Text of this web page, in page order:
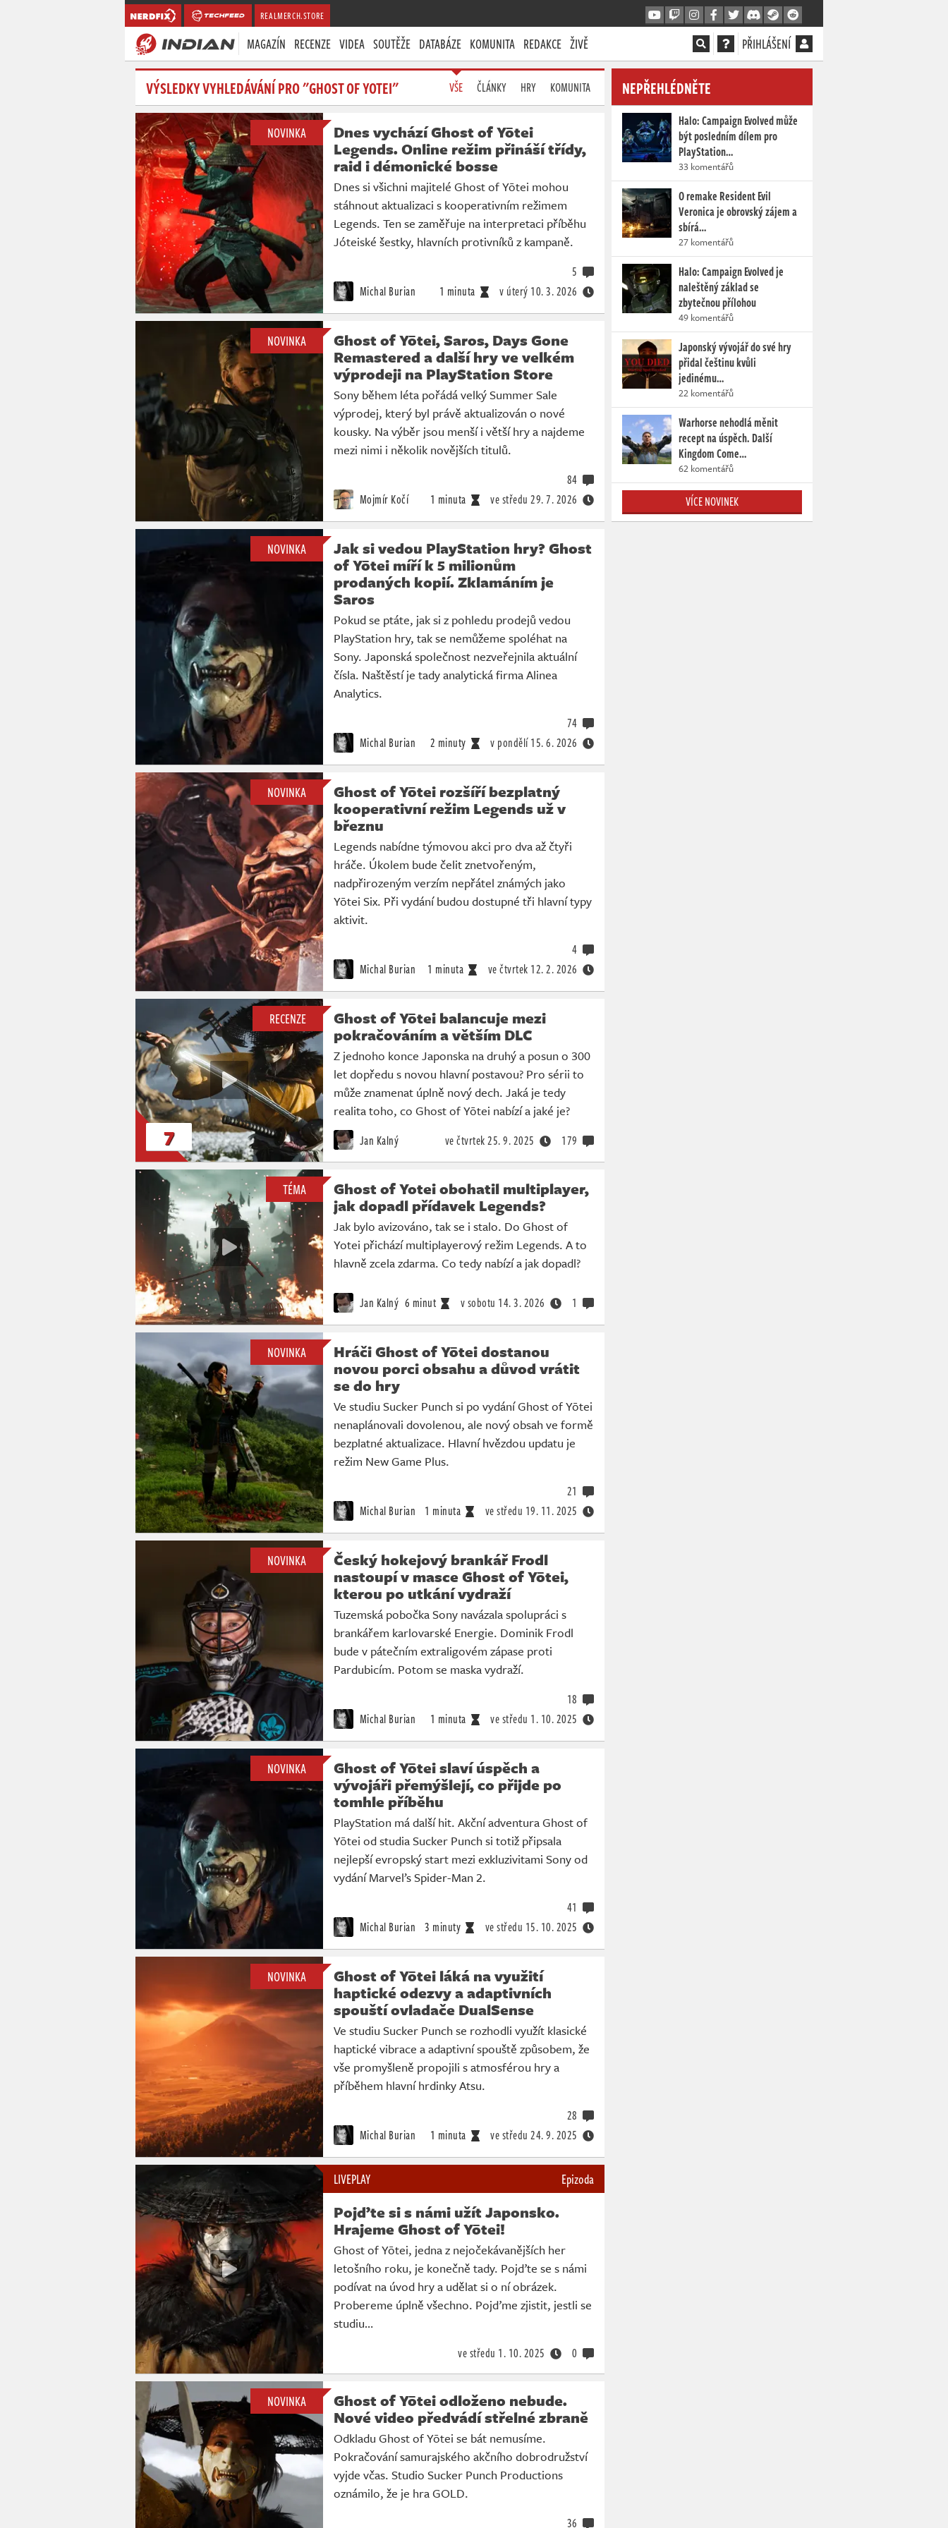
REALMERCH.STORE
MAGAZÍN RECENZE VIDEA SOUTĚŽE DATABÁZE KOMUNITA REDAKCE ŽIVĚ PŘIHLÁŠENÍ
VÝSLEDKY VYHLEDÁVÁNÍ PRO "GHOST OF YOTEI" VŠE ČLÁNKY HRY KOMUNITA
NOVINKA
Dnes vychází Ghost of Yōtei
Legends. Online režim přináší třídy,
raid i démonické bosse
Dnes si všichni majitelé Ghost of Yōtei mohou
stáhnout aktualizaci s kooperativním režimem
Legends. Ten se zaměřuje na interpretaci příběhu
Jóteiské šestky, hlavních protivníků z kampaně.
Michal Burian 1 minuta v úterý 10. 3. 2026
5
NOVINKA
Ghost of Yōtei, Saros, Days Gone
Remastered a další hry ve velkém
výprodeji na PlayStation Store
Sony během léta pořádá velký Summer Sale
výprodej, který byl právě aktualizován o nové
kousky. Na výběr jsou menší i větší hry a najdeme
mezi nimi i několik novějších titulů.
Mojmír Kočí 1 minuta ve středu 29. 7. 2026
84
NOVINKA
Jak si vedou PlayStation hry? Ghost
of Yōtei míří k 5 milionům
prodaných kopií. Zklamáním je
Saros
Pokud se ptáte, jak si z pohledu prodejů vedou
PlayStation hry, tak se nemůžeme spoléhat na
Sony. Japonská společnost nezveřejnila aktuální
čísla. Naštěstí je tady analytická firma Alinea
Analytics.
Michal Burian 2 minuty v pondělí15. 6. 2026
74
NOVINKA
Ghost of Yōtei rozšíří bezplatný
kooperativní režim Legends už v
březnu
Legends nabídne týmovou akci pro dva až čtyři
hráče. Úkolem bude čelit znetvořeným,
nadpřirozeným verzím nepřátel známých jako
Yōtei Six. Při vydání budou dostupné tři hlavní typy
aktivit.
Michal Burian 1 minuta ve čtvrtek 12. 2. 2026
4
RECENZE
7
Ghost of Yōtei balancuje mezi
pokračováním a větším DLC
Z jednoho konce Japonska na druhý a posun o 300
let dopředu s novou hlavní postavou? Pro sérii to
může znamenat úplně nový dech. Jaká je tedy
realita toho, co Ghost of Yōtei nabízí a jaké je?
Jan Kalný ve čtvrtek25. 9. 2025 179
TÉMA
Ghost of Yotei obohatil multiplayer,
jak dopadl přídavek Legends?
Jak bylo avizováno, tak se i stalo. Do Ghost of
Yotei přichází multiplayerový režim Legends. A to
hlavně zcela zdarma. Co tedy nabízí a jak dopadl?
Jan Kalný 6 minut v sobotu 14. 3. 2026 1
NOVINKA
Hráči Ghost of Yōtei dostanou
novou porci obsahu a důvod vrátit
se do hry
Ve studiu Sucker Punch si po vydání Ghost of Yōtei
nenaplánovali dovolenou, ale nový obsah ve formě
bezplatné aktualizace. Hlavní hvězdou updatu je
režim New Game Plus.
Michal Burian 1 minuta ve středu 19. 11. 2025
21
NOVINKA
Český hokejový brankář Frodl
nastoupí v masce Ghost of Yōtei,
kterou po utkání vydraží
Tuzemská pobočka Sony navázala spolupráci s
brankářem karlovarské Energie. Dominik Frodl
bude v pátečním extraligovém zápase proti
Pardubicím. Potom se maska vydraží.
Michal Burian 1 minuta ve středu 1. 10. 2025
18
NOVINKA
Ghost of Yōtei slaví úspěch a
vývojáři přemýšlejí, co přijde po
tomhle příběhu
PlayStation má další hit. Akční adventura Ghost of
Yōtei od studia Sucker Punch si totiž připsala
nejlepší evropský start mezi exkluzivitami Sony od
vydání Marvel’s Spider-Man 2.
Michal Burian 3 minuty ve středu 15. 10. 2025
41
NOVINKA
Ghost of Yōtei láká na využití
haptické odezvy a adaptivních
spouští ovladače DualSense
Ve studiu Sucker Punch se rozhodli využít klasické
haptické vibrace a adaptivní spouště způsobem, že
vše promyšleně propojili s atmosférou hry a
příběhem hlavní hrdinky Atsu.
Michal Burian 1 minuta ve středu 24. 9. 2025
28
LIVEPLAY Epizoda
Pojďte si s námi užít Japonsko.
Hrajeme Ghost of Yōtei!
Ghost of Yōtei, jedna z nejočekávanějších her
letošního roku, je konečně tady. Pojďte se s námi
podívat na úvod hry a udělat si o ní obrázek.
Probereme úplně všechno. Pojďme zjistit, jestli se
studiu…
ve středu 1. 10. 2025 0
NOVINKA
Ghost of Yōtei odloženo nebude.
Nové video předvádí střelné zbraně
Odkladu Ghost of Yōtei se bát nemusíme.
Pokračování samurajského akčního dobrodružství
vyjde včas. Studio Sucker Punch Productions
oznámilo, že je hra GOLD.
36
NEPŘEHLÉDNĚTE
Halo: Campaign Evolved může
být posledním dílem pro
PlayStation…
33 komentářů
O remake Resident Evil
Veronica je obrovský zájem a
sbírá…
27 komentářů
Halo: Campaign Evolved je
naleštěný základ se
zbytečnou přílohou
49 komentářů
Japonský vývojář do své hry
přidal češtinu kvůli
jedinému…
22 komentářů
Warhorse nehodlá měnit
recept na úspěch. Další
Kingdom Come…
62 komentářů
VÍCE NOVINEK